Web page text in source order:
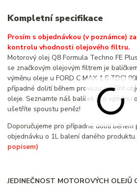
Kompletní specifikace
Prosím s objednávkou (v poznámce)
kontrolu vhodnosti olejového filtru.
Motorový olej Q8 Formula Techno FE
se značkovým olejovým filtrem je
výměnu oleje u FORD C MAX 1.6 TDCI
případné dolití během provozu rozšířit
oleje. Seznamte náš balíček pro výměnu
ušetříte spoustu peněz!
Doporučujeme pro případné dolití během
objednávku o 1L balení daného produktu.
popisem)
JEDINEČNOST MOTOROVÝCH OLEJŮ